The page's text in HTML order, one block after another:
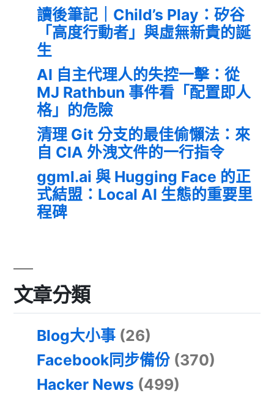
讀後筆記｜Child’s Play：矽谷
「高度行動者」與虛無新貴的誕
生
AI 自主代理人的失控一擊：從
MJ Rathbun 事件看「配置即人
格」的危險
清理 Git 分支的最佳偷懶法：來
自 CIA 外洩文件的一行指令
ggml.ai 與 Hugging Face 的正
式結盟：Local AI 生態的重要里
程碑
文章分類
Blog大小事 (26)
Facebook同步備份 (370)
Hacker News (499)